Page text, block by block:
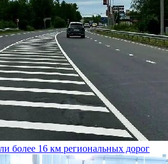
более 16 км региональных дорог